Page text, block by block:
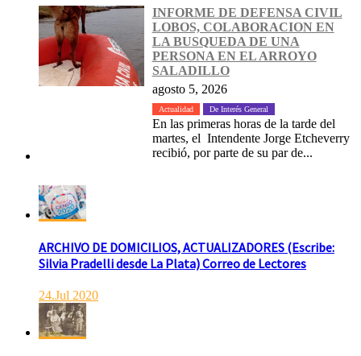
INFORME DE DEFENSA CIVIL
LOBOS, COLABORACION EN
LA BUSQUEDA DE UNA
PERSONA EN EL ARROYO
SALADILLO
agosto 5, 2026
Actualidad De Interés General
En las primeras horas de la tarde del
martes, el Intendente Jorge Etcheverry
recibió, por parte de su par de...
ARCHIVO DE DOMICILIOS, ACTUALIZADORES (Escribe:
Silvia Pradelli desde La Plata) Correo de Lectores
24.Jul 2020